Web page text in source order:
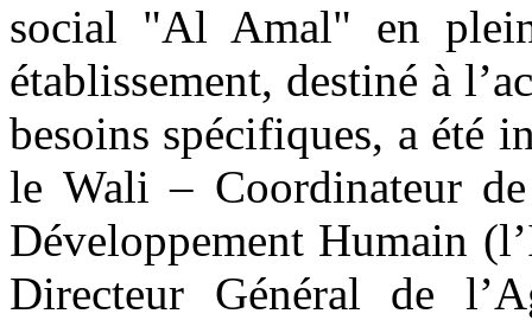
social "Al Amal" en
établissement, destiné à
besoins spécifiques, a été
le Wali – Coordinateur
Développement Humain
Directeur Général de